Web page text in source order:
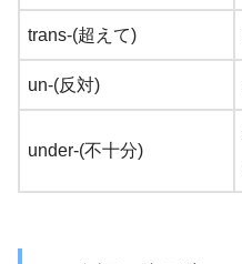
trans-(超えて)
un-(反対)
under-(不十分)